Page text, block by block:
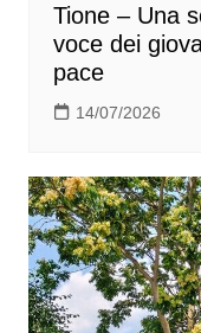
Tione – Una
voce dei
pace
14/07/2026